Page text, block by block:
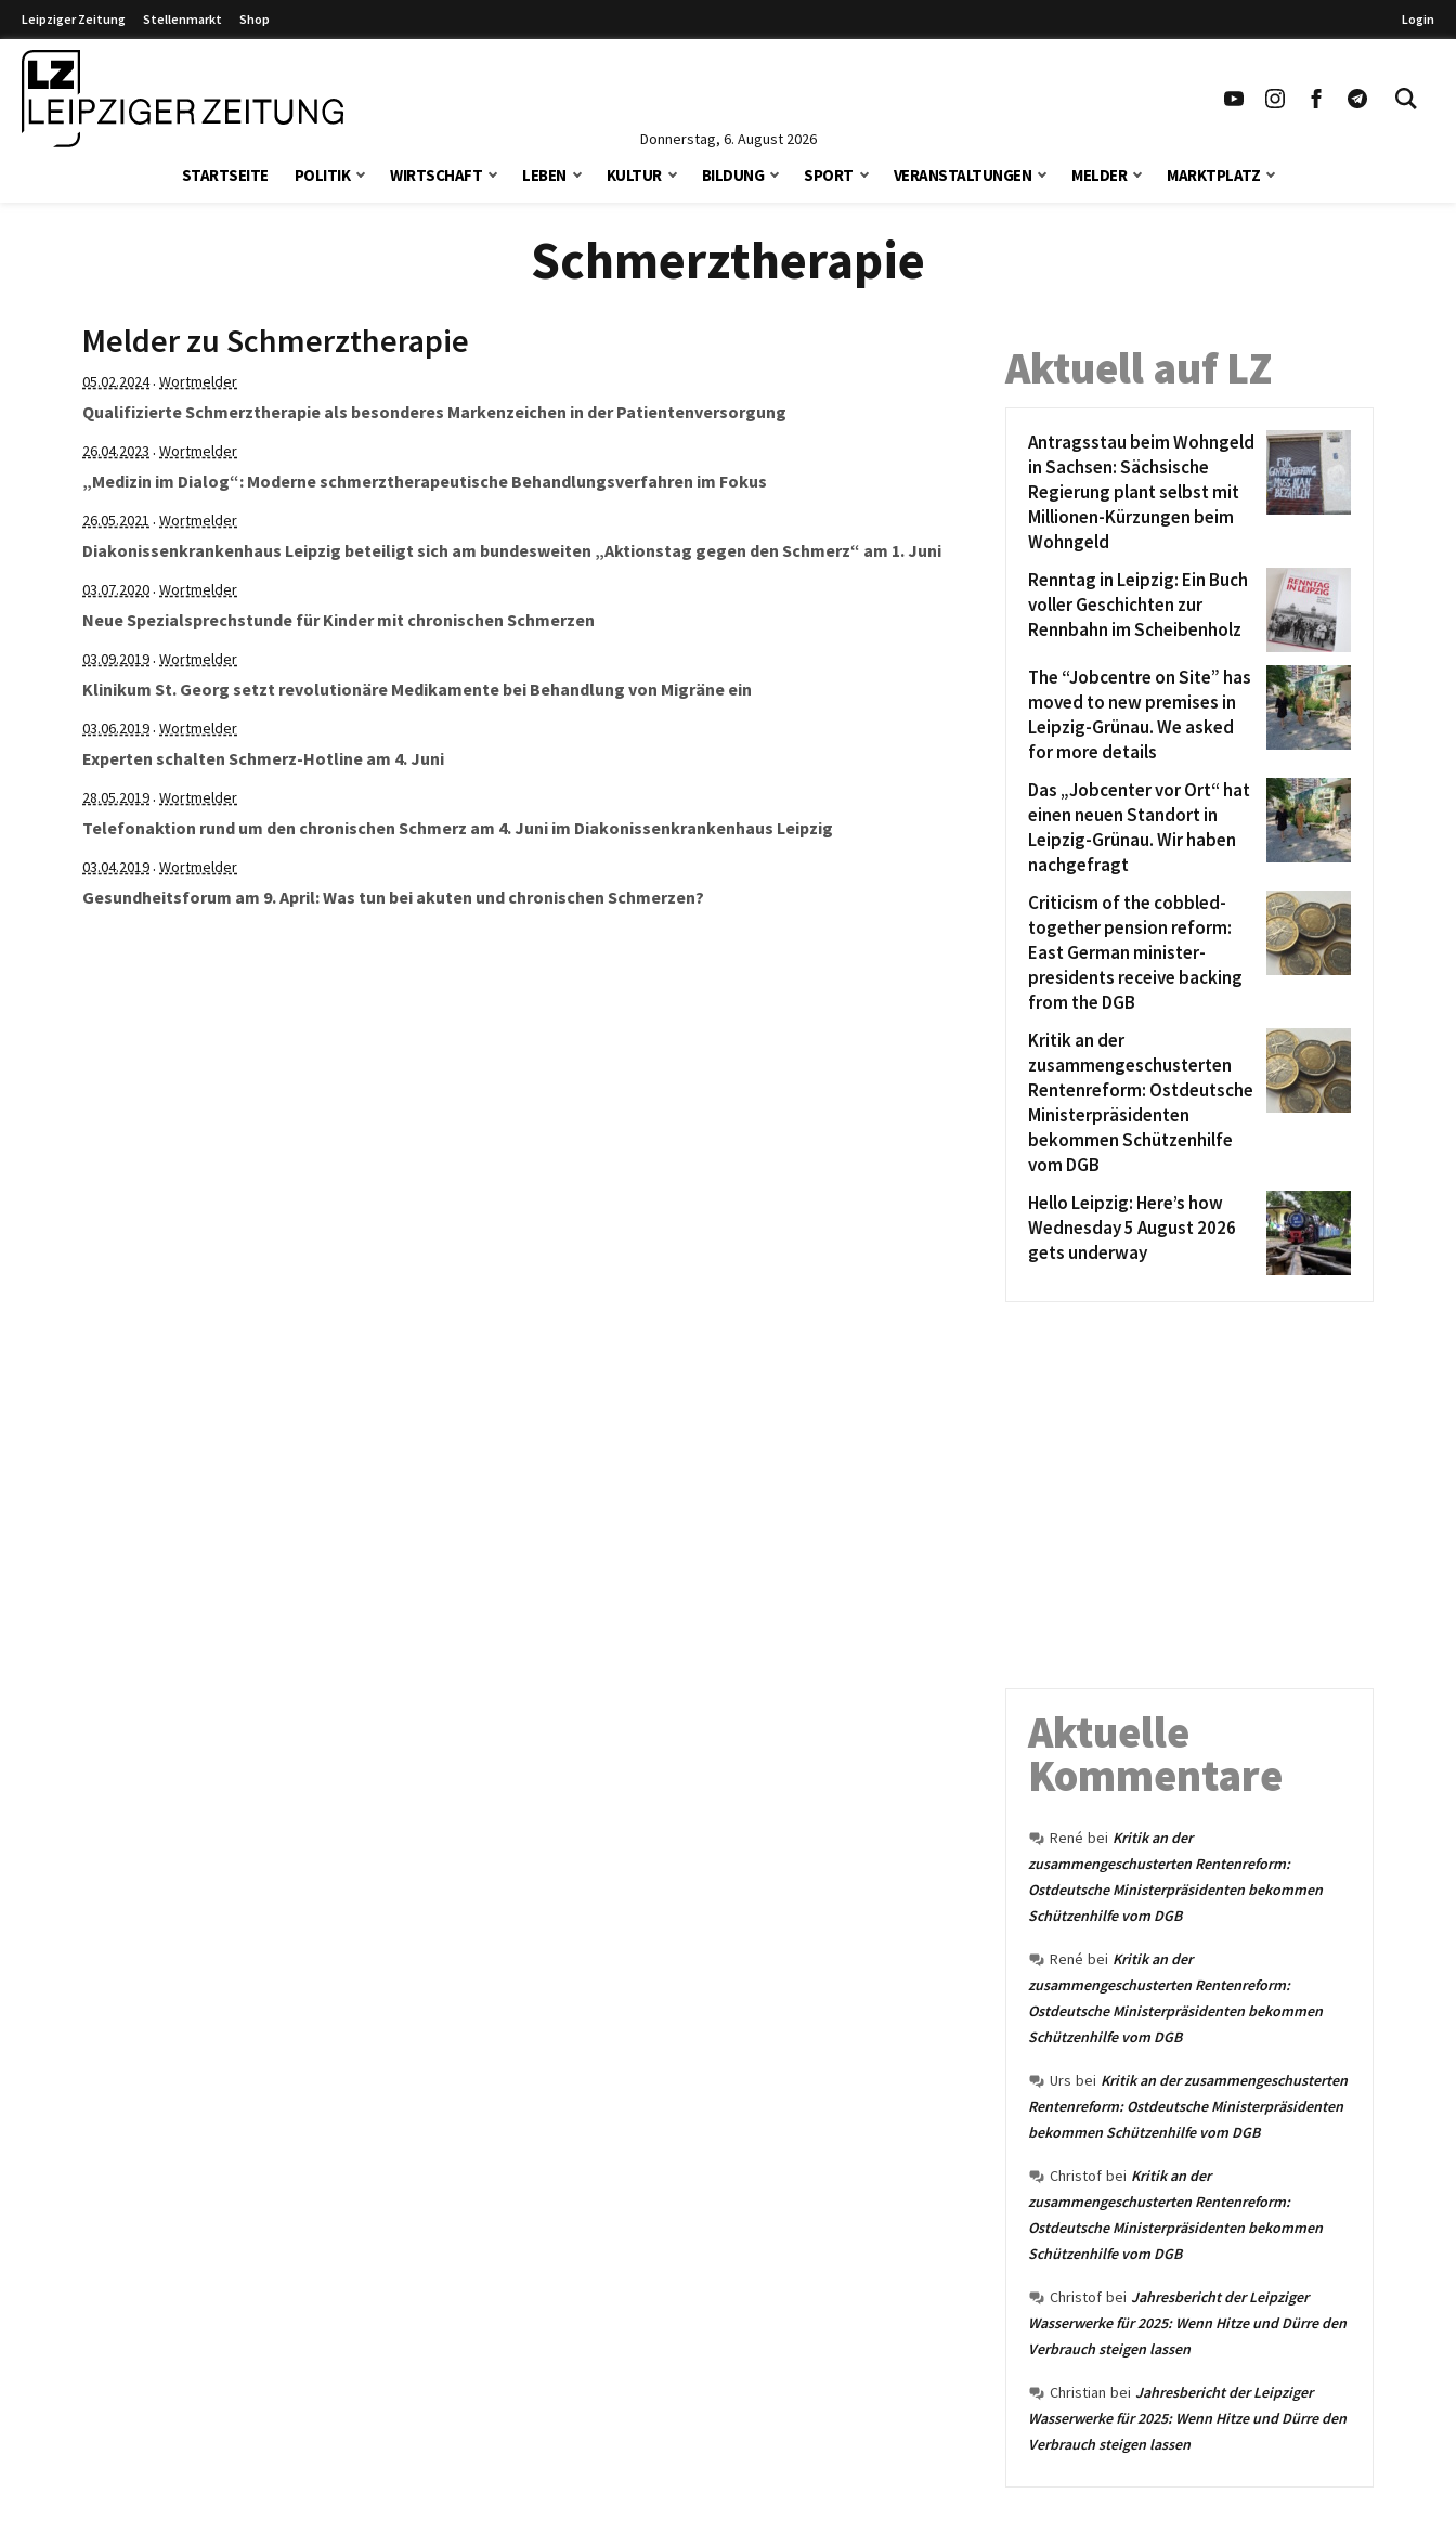
Leipziger Zeitung Stellenmarkt Shop Login
Donnerstag, 6. August 2026
STARTSEITE POLITIK WIRTSCHAFT LEBEN KULTUR BILDUNG SPORT VERANSTALTUNGEN MELDER MARKTPLATZ
Schmerztherapie
Melder zu Schmerztherapie
05.02.2024· Wortmelder
Qualifizierte Schmerztherapie als besonderes Markenzeichen in der Patientenversorgung
26.04.2023 · Wortmelder
„Medizin im Dialog“: Moderne schmerztherapeutische Behandlungsverfahren im Fokus
26.05.2021 · Wortmelder
Diakonissenkrankenhaus Leipzig beteiligt sich am bundesweiten „Aktionstag gegen den Schmerz“ am 1. Juni
03.07.2020· Wortmelder
Neue Spezialsprechstunde für Kinder mit chronischen Schmerzen
03.09.2019· Wortmelder
Klinikum St. Georg setzt revolutionäre Medikamente bei Behandlung von Migräne ein
03.06.2019· Wortmelder
Experten schalten Schmerz-Hotline am 4. Juni
28.05.2019· Wortmelder
Telefonaktion rund um den chronischen Schmerz am 4. Juni im Diakonissenkrankenhaus Leipzig
03.04.2019· Wortmelder
Gesundheitsforum am 9. April: Was tun bei akuten und chronischen Schmerzen?
Aktuell auf LZ
Antragsstau beim Wohngeld
in Sachsen: Sächsische
Regierung plant selbst mit
Millionen-Kürzungen beim
Wohngeld
Renntag in Leipzig: Ein Buch
voller Geschichten zur
Rennbahn im Scheibenholz
The “Jobcentre on Site” has
moved to new premises in
Leipzig-Grünau. We asked
for more details
Das „Jobcenter vor Ort“ hat
einen neuen Standort in
Leipzig-Grünau. Wir haben
nachgefragt
Criticism of the cobbled-
together pension reform:
East German minister-
presidents receive backing
from the DGB
Kritik an der
zusammengeschusterten
Rentenreform: Ostdeutsche
Ministerpräsidenten
bekommen Schützenhilfe
vom DGB
Hello Leipzig: Here’s how
Wednesday 5 August 2026
gets underway
Aktuelle
Kommentare
René bei Kritik an der
zusammengeschusterten Rentenreform:
Ostdeutsche Ministerpräsidenten bekommen
Schützenhilfe vom DGB
René bei Kritik an der
zusammengeschusterten Rentenreform:
Ostdeutsche Ministerpräsidenten bekommen
Schützenhilfe vom DGB
Urs bei Kritik an der zusammengeschusterten
Rentenreform: Ostdeutsche Ministerpräsidenten
bekommen Schützenhilfe vom DGB
Christof bei Kritik an der
zusammengeschusterten Rentenreform:
Ostdeutsche Ministerpräsidenten bekommen
Schützenhilfe vom DGB
Christof bei Jahresbericht der Leipziger
Wasserwerke für 2025: Wenn Hitze und Dürre den
Verbrauch steigen lassen
Christian bei Jahresbericht der Leipziger
Wasserwerke für 2025: Wenn Hitze und Dürre den
Verbrauch steigen lassen